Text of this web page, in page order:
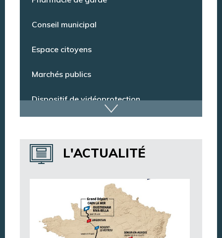
Dispositif de vidéoprotection
Annuaire des services
Annuaire des associations
Argentan Aujourd’hui
L'ACTUALITÉ